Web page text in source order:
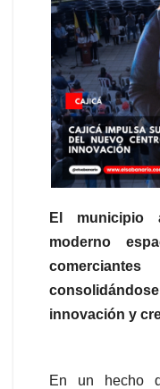
El municipio
moderno
innovación y
En un hecho